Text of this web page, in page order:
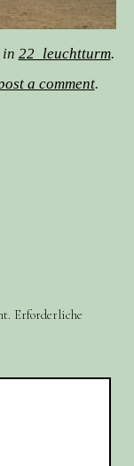
22_leuchtturm.
a comment.
Erforderliche